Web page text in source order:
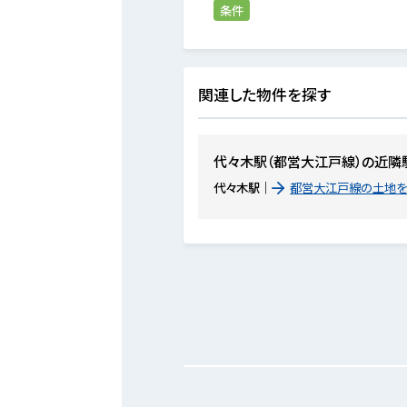
条件
関連した物件を探す
代々木駅（都営大江戸線）の近
代々木駅 都営大江戸線の土地